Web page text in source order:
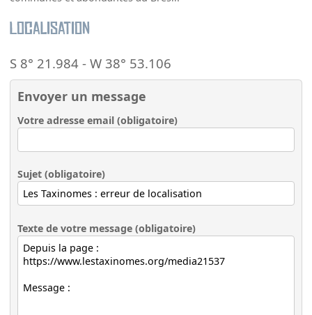
Localisation
S 8° 21.984 -W 38° 53.106
Envoyer un message
Votre adresse email (obligatoire)
Sujet (obligatoire)
Texte de votre message (obligatoire)